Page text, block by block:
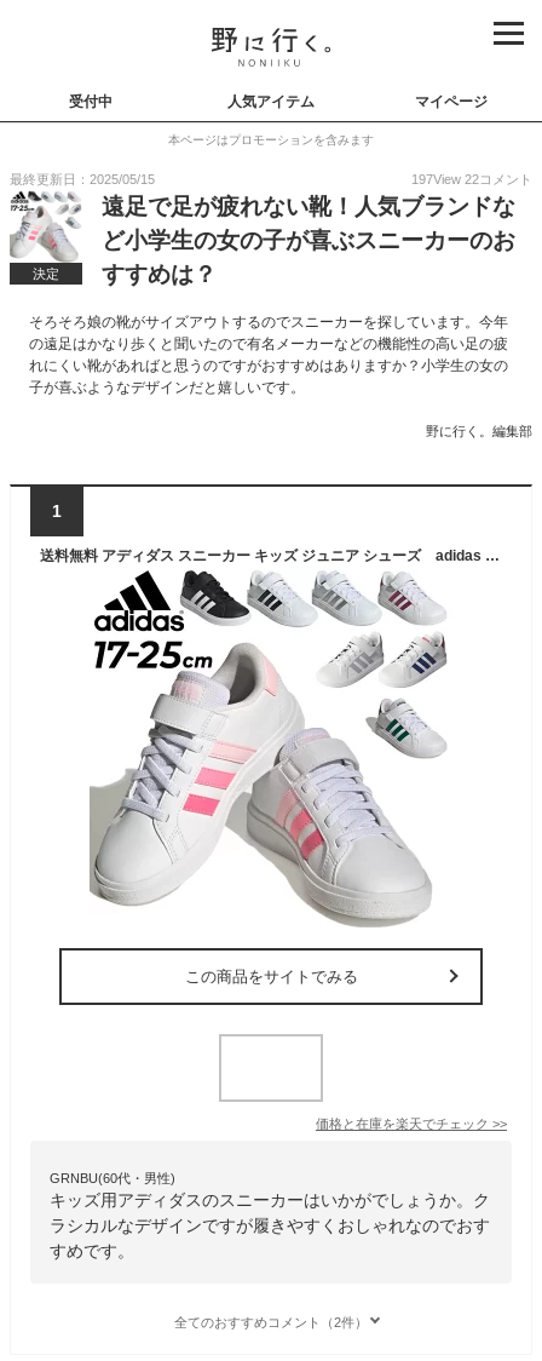
受付中 人気アイテム マイページ
本ページはプロモーションを含みます
最終更新日：2025/05/15 197View 22コメント
決定
遠足で足が疲れない靴！人気ブランドな
ど小学生の女の子が喜ぶスニーカーのお
すすめは？
そろそろ娘の靴がサイズアウトするのでスニーカーを探しています。今年
の遠足はかなり歩くと聞いたので有名メーカーなどの機能性の高い足の疲
れにくい靴があればと思うのですがおすすめはありますか？小学生の女の
子が喜ぶようなデザインだと嬉しいです。
野に行く。編集部
1
送料無料 アディダス スニーカー キッズ ジュニア シューズ adidas GRAND COURT 2.0 EL K 17-25.0cm 子供靴 コートスタイル 男の子 女の子 子ども グランドコート 運動靴 小学生 通学 通園 くつ/LKK27【a20Qpd】
この商品をサイトでみる
価格と在庫を楽天でチェック >>
GRNBU(60代・男性)
キッズ用アディダスのスニーカーはいかがでしょうか。ク
ラシカルなデザインですが履きやすくおしゃれなのでおす
すめです。
全てのおすすめコメント（2件）